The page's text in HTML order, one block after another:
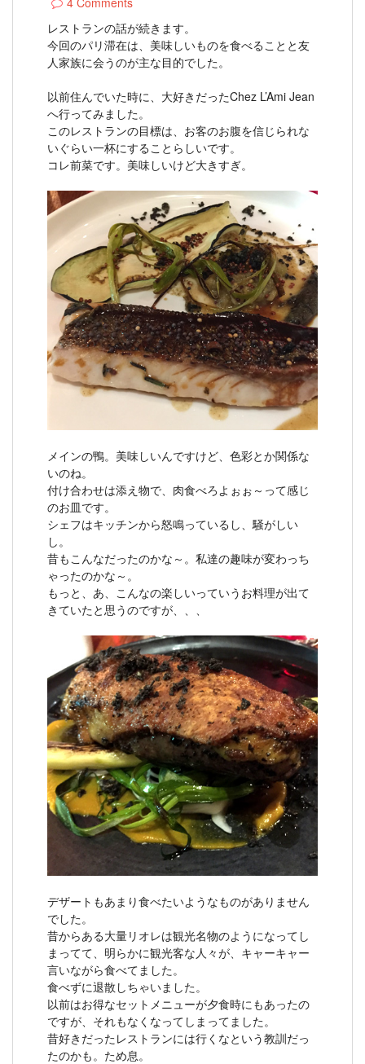
レストランの話が続きます。
今回のパリ滞在は、美味しいものを食べることと友
人家族に会うのが主な目的でした。
以前住んでいた時に、大好きだったChez L’Ami Jean
へ行ってみました。
このレストランの目標は、お客のお腹を信じられな
いぐらい一杯にすることらしいです。
コレ前菜です。美味しいけど大きすぎ。
メインの鴨。美味しいんですけど、色彩とか関係な
いのね。
付け合わせは添え物で、肉食べろよぉぉ～って感じ
のお皿です。
シェフはキッチンから怒鳴っているし、騒がしい
し。
昔もこんなだったのかな～。私達の趣味が変わっち
ゃったのかな～。
もっと、あ、こんなの楽しいっていうお料理が出て
きていたと思うのですが、、、
デザートもあまり食べたいようなものがありません
でした。
昔からある大量リオレは観光名物のようになってし
まってて、明らかに観光客な人々が、キャーキャー
言いながら食べてました。
食べずに退散しちゃいました。
以前はお得なセットメニューが夕食時にもあったの
ですが、それもなくなってしまってました。
昔好きだったレストランには行くなという教訓だっ
たのかも。ため息。